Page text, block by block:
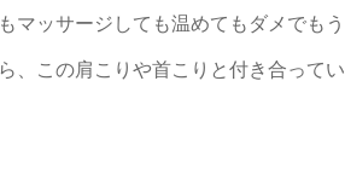
マッサージしても温めてもダメでも
、この肩こりや首こりと付き合って